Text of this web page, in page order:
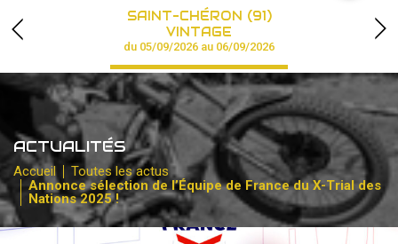
CHAMPIONNAT
RÉSULTATS
PHOTOS / VIDÉOS
PARTENAIRES
SAINT-CHÉRON (91)
VINTAGE
du 05/09/2026 au 06/09/2026
ACTUALITÉS
Accueil
Toutes les actus
Annonce sélection de l’Équipe de France du X-Trial des
Nations 2025 !